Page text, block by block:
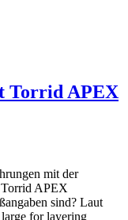
Torrid APEX
mit der
Torrid APEX
sind? Laut
for layering